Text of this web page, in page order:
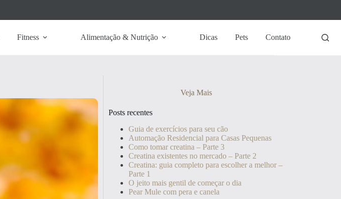
Fitness Alimentação & Nutrição Dicas Pets Contato
Veja Mais
Posts recentes
Guia de exercícios para seu cão
Automação Residencial para Casas Pequenas
Como tomar creatina – Parte 3
Creatina existentes no mercado – Parte 2
Creatina: guia completo para escolher a melhor –
Parte 1
O jeito mais gentil de começar o dia
Pear Mule com pera e canela